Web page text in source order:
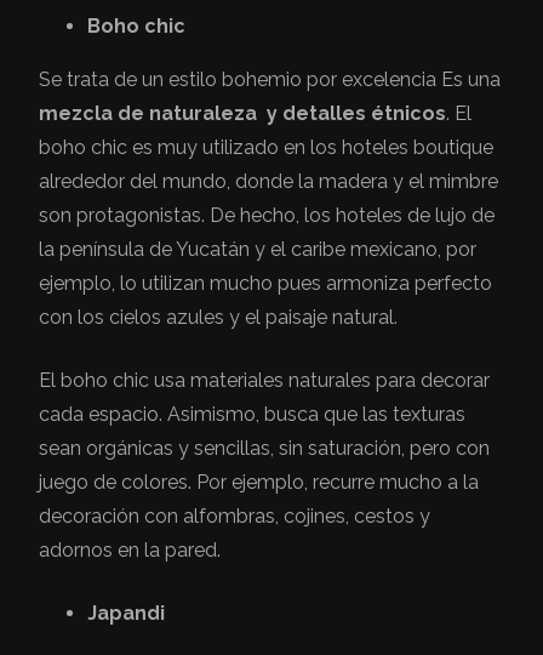
Boho chic
Se trata de un estilo bohemio por excelencia Es una
mezcla de naturaleza y detalles étnicos. El
boho chic es muy utilizado en los hoteles boutique
alrededor del mundo, donde la madera y el mimbre
son protagonistas. De hecho, los hoteles de lujo de
la península de Yucatán y el caribe mexicano, por
ejemplo, lo utilizan mucho pues armoniza perfecto
con los cielos azules y el paisaje natural.
El boho chic usa materiales naturales para decorar
cada espacio. Asimismo, busca que las texturas
sean orgánicas y sencillas, sin saturación, pero con
juego de colores. Por ejemplo, recurre mucho a la
decoración con alfombras, cojines, cestos y
adornos en la pared.
Japandi